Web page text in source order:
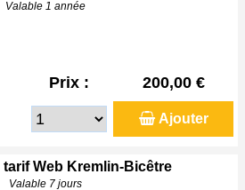
Valable 1 année
Prix : 200,00 €
Ajouter
tarif Web Kremlin-Bicêtre
Valable 7 jours